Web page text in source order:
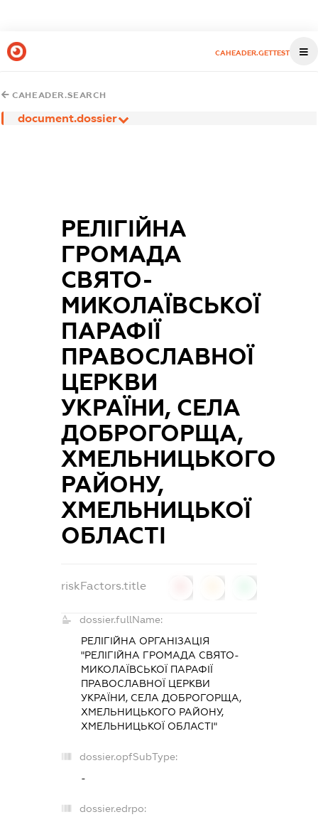
CAHEADER.GETTEST
CAHEADER.SEARCH
document.dossier
РЕЛІГІЙНА
ГРОМАДА
СВЯТО-
МИКОЛАЇВСЬКОЇ
ПАРАФІЇ
ПРАВОСЛАВНОЇ
ЦЕРКВИ
УКРАЇНИ, СЕЛА
ДОБРОГОРЩА,
ХМЕЛЬНИЦЬКОГО
РАЙОНУ,
ХМЕЛЬНИЦЬКОЇ
ОБЛАСТІ
riskFactors.title
dossier.fullName:
РЕЛІГІЙНА ОРГАНІЗАЦІЯ
"РЕЛІГІЙНА ГРОМАДА СВЯТО-
МИКОЛАЇВСЬКОЇ ПАРАФІЇ
ПРАВОСЛАВНОЇ ЦЕРКВИ
УКРАЇНИ, СЕЛА ДОБРОГОРЩА,
ХМЕЛЬНИЦЬКОГО РАЙОНУ,
ХМЕЛЬНИЦЬКОЇ ОБЛАСТІ"
dossier.opfSubType:
-
dossier.edrpo: